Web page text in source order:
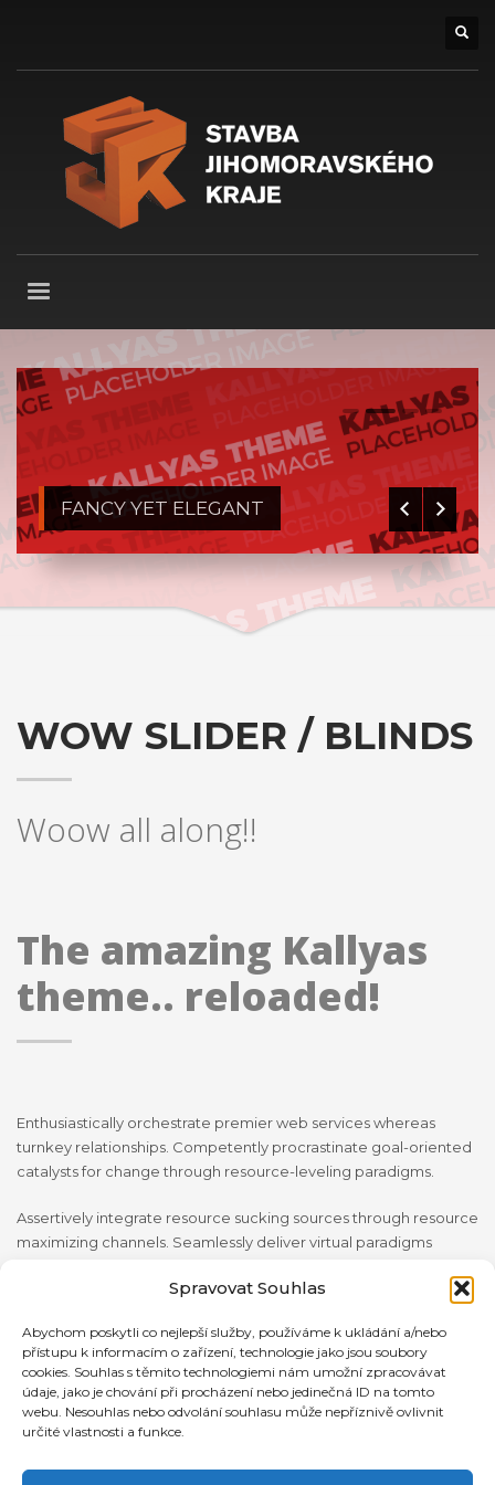
Spravovat Souhlas
Abychom poskytli co nejlepší služby, používáme k ukládání a/nebo
přístupu k informacím o zařízení, technologie jako jsou soubory
cookies. Souhlas s těmito technologiemi nám umožní zpracovávat
údaje, jako je chování při procházení nebo jedinečná ID na tomto
webu. Nesouhlas nebo odvolání souhlasu může nepříznivě ovlivnit
určité vlastnosti a funkce.
0 1 2 3
FANCY YET ELEGANT
WOW SLIDER / BLINDS
Woow all along!!
The amazing Kallyas
theme.. reloaded!
Enthusiastically orchestrate premier web services whereas
turnkey relationships. Competently procrastinate goal-oriented
catalysts for change through resource-leveling paradigms.
Assertively integrate resource sucking sources through resource
maximizing channels. Seamlessly deliver virtual paradigms
materials without effective leadership oriented catalysts for
Assertively integrate resource sucking sources through resource
maximizing channels. Seamlessly deliver virtual paradigms
through web-enabled value. Progressively parallel task turnkey